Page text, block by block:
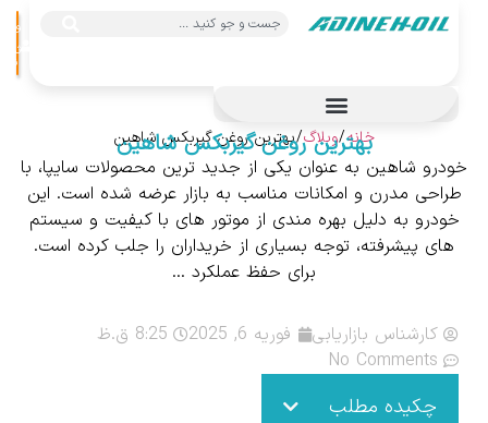
ورود
ثبت
خانه/وبلاگ/ بهترین روغن گیربکس شاهین
بهترین روغن گیربکس شاهین
خودرو شاهین به عنوان یکی از جدید ترین محصولات سایپا، با
طراحی مدرن و امکانات مناسب به بازار عرضه شده است. این
خودرو به دلیل بهره ‌مندی از موتور های با کیفیت و سیستم‌
های پیشرفته، توجه بسیاری از خریداران را جلب کرده است.
برای حفظ عملکرد ...
کارشناس بازاریابی فوریه 6, 2025
8:25 ق.ظ
No Comments
چکیده مطلب